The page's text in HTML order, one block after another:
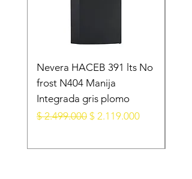
Nevera HACEB 391 lts No
frost N404 Manija
Integrada gris plomo
Precio
$ 2.499.000 Precio de oferta
$ 2.119.000